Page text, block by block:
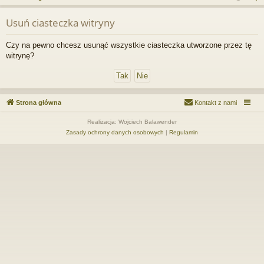
j
…
uj
ę
es
j
z
Usuń ciasteczka witryny
Czy na pewno chcesz usunąć wszystkie ciasteczka utworzone przez tę
witrynę?
Strona główna Kontakt z nami
Realizacja: Wojciech Balawender
Zasady ochrony danych osobowych | Regulamin